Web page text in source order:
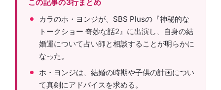
この記事の3行まとめ
カラのホ・ヨンジが、SBS Plusの『神秘的な
トークショー 奇妙な話2』に出演し、自身の結
婚運について占い師と相談することが明らかに
なった。
ホ・ヨンジは、結婚の時期や子供の計画につい
て真剣にアドバイスを求める。